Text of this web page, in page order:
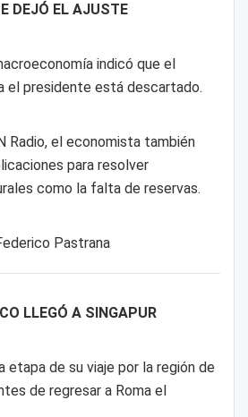
DEJÓ EL AJUSTE
indicó que el
el presidente está descartado.
Radio, el economista también
para resolver
como la falta de reservas.
Pastrana
LLEGÓ A SINGAPUR
etapa de su viaje por la región de
de regresar a Roma el